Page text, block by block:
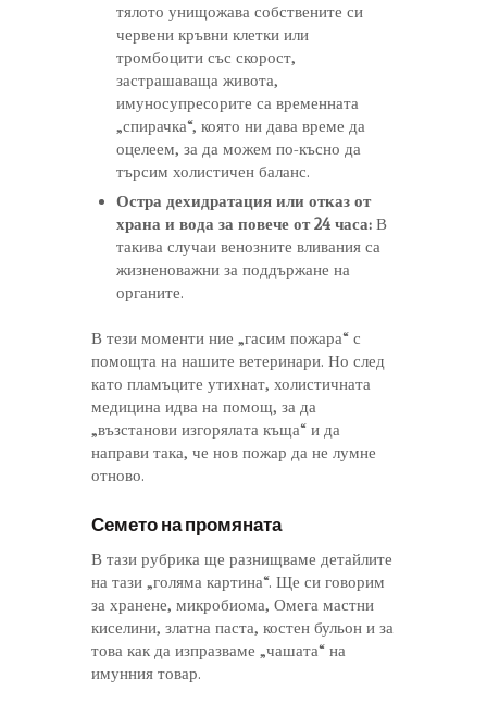
тялото унищожава собствените си
червени кръвни клетки или
тромбоцити със скорост,
застрашаваща живота,
имуносупресорите са временната
„спирачка“, която ни дава време да
оцелеем, за да можем по-късно да
търсим холистичен баланс.
Остра дехидратация или отказ от
храна и вода за повече от 24 часа:В
такива случаи венозните вливания са
жизненоважни за поддържане на
органите.
В тези моменти ние „гасим пожара“ с
помощта на нашите ветеринари. Но след
като пламъците утихнат, холистичната
медицина идва на помощ, за да
„възстанови изгорялата къща“ и да
направи така, че нов пожар да не лумне
отново.
Семето на промяната
В тази рубрика ще разнищваме детайлите
на тази „голяма картина“. Ще си говорим
за хранене, микробиома, Омега мастни
киселини, златна паста, костен бульон и за
това как да изпразваме „чашата“ на
имунния товар.